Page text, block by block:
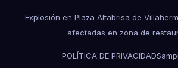
Explosión en Plaza Altabrisa de
afectadas en zona de
POLÍTICA DE PRIVACIDAD